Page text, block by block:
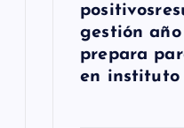
gestión
prepara
en instituto